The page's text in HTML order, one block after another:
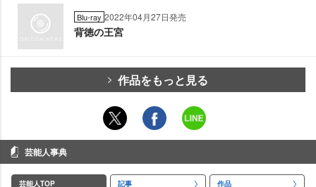
Blu-ray 2022年04月27日発売
背徳の王宮
作品をもっと見る
芸能人事典
芸能人TOP 記事 作品